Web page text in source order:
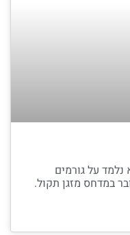
על גורמים
במדחס מזגן תקול.